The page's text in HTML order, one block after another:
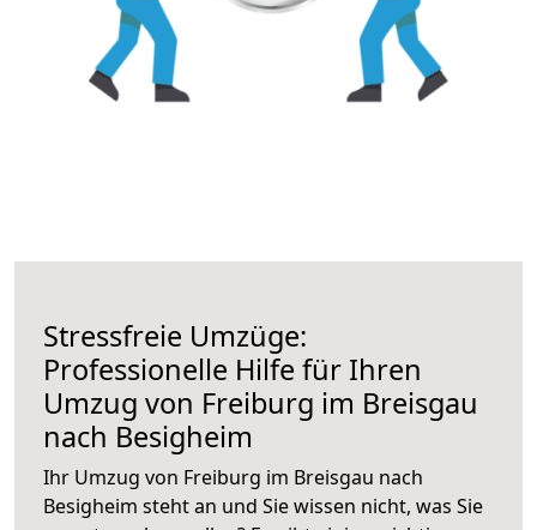
Stressfreie Umzüge:
Professionelle Hilfe für Ihren
Umzug von Freiburg im Breisgau
nach Besigheim
Ihr Umzug von Freiburg im Breisgau nach
Besigheim steht an und Sie wissen nicht, was Sie